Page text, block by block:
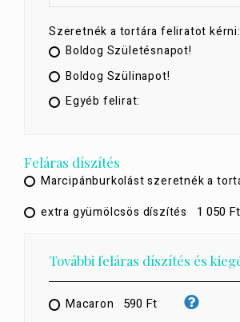
Szeretnék a tortára feliratot kérni:
Boldog Születésnapot!
Boldog Szülinapot!
Egyéb felirat:
Feláras díszítés
Marcipánburkolást szeretnék a
extra gyümölcsös díszítés
1 050 Ft
További feláras díszítés és
Macaron 590 Ft